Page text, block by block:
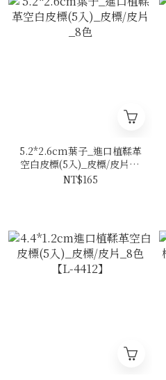
5.2*2.6cm葉子_進口植鞣革
空白皮標(5入)_皮標/皮片_8
色
NT$165